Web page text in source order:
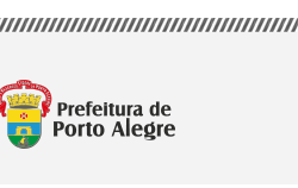
secretaria,